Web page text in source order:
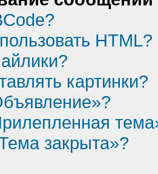
HTML?
картинки?
закрыта»?